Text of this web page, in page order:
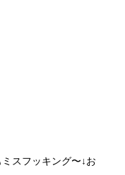
スフッキング〜↓お